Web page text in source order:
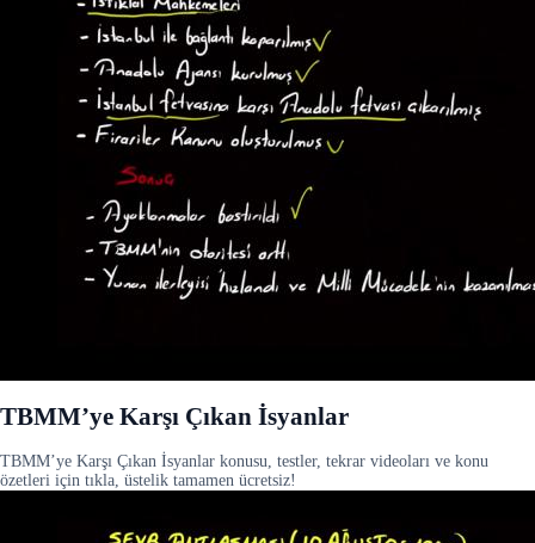
TBMM’ye Karşı Çıkan İsyanlar
TBMM’ye Karşı Çıkan İsyanlar konusu, testler, tekrar videoları ve konu
özetleri için tıkla, üstelik tamamen ücretsiz!